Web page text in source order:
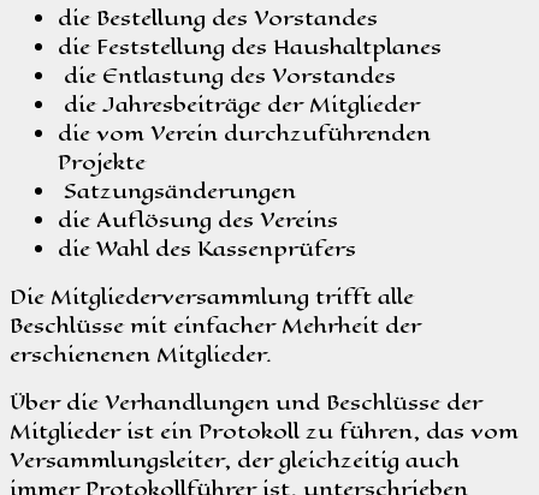
die Bestellung des Vorstandes
die Feststellung des Haushaltplanes
die Entlastung des Vorstandes
die Jahresbeiträge der Mitglieder
die vom Verein durchzuführenden
Projekte
Satzungsänderungen
die Auflösung des Vereins
die Wahl des Kassenprüfers
Die Mitgliederversammlung trifft alle
Beschlüsse mit einfacher Mehrheit der
erschienenen Mitglieder.
Über die Verhandlungen und Beschlüsse der
Mitglieder ist ein Protokoll zu führen, das vom
Versammlungsleiter, der gleichzeitig auch